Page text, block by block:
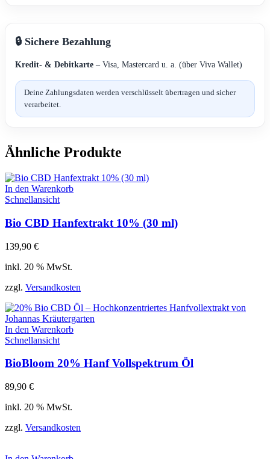
🔒 Sichere Bezahlung
Kredit- & Debitkarte – Visa, Mastercard u. a. (über Viva Wallet)
Deine Zahlungsdaten werden verschlüsselt übertragen und sicher
verarbeitet.
Ähnliche Produkte
In den Warenkorb
Schnellansicht
Bio CBD Hanfextrakt 10% (30 ml)
139,90 €
inkl. 20 % MwSt.
zzgl. Versandkosten
In den Warenkorb
Schnellansicht
BioBloom 20% Hanf Vollspektrum Öl
89,90 €
inkl. 20 % MwSt.
zzgl. Versandkosten